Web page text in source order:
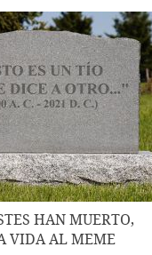
HAN MUERTO,
VIDA AL MEME